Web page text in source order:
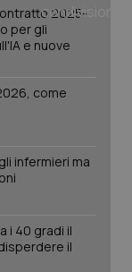
2025-
per gli
e nuove
come
infermieri ma
i 40 gradi il
il